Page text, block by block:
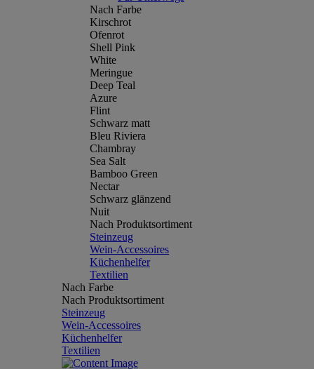
Nach Farbe
Kirschrot
Ofenrot
Shell Pink
White
Meringue
Deep Teal
Azure
Flint
Schwarz matt
Bleu Riviera
Chambray
Sea Salt
Bamboo Green
Nectar
Schwarz glänzend
Nuit
Nach Produktsortiment
Steinzeug
Wein-Accessoires
Küchenhelfer
Textilien
Nach Farbe
Nach Produktsortiment
Steinzeug
Wein-Accessoires
Küchenhelfer
Textilien